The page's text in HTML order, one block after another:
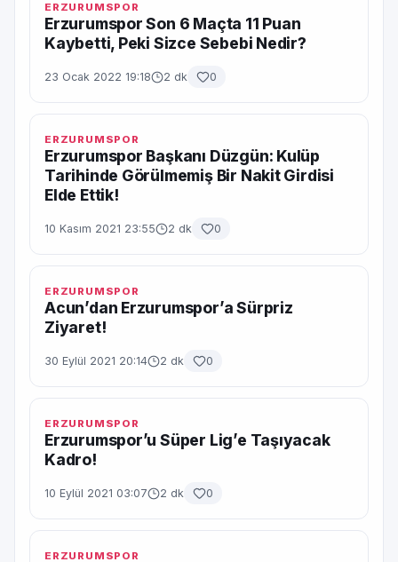
ERZURUMSPOR
Erzurumspor Son 6 Maçta 11 Puan
Kaybetti, Peki Sizce Sebebi Nedir?
23 Ocak 2022 19:18 2 dk 0
ERZURUMSPOR
Erzurumspor Başkanı Düzgün: Kulüp
Tarihinde Görülmemiş Bir Nakit Girdisi
Elde Ettik!
10 Kasım 2021 23:55 2 dk 0
ERZURUMSPOR
Acun’dan Erzurumspor’a Sürpriz
Ziyaret!
30 Eylül 2021 20:14 2 dk 0
ERZURUMSPOR
Erzurumspor’u Süper Lig’e Taşıyacak
Kadro!
10 Eylül 2021 03:07 2 dk 0
ERZURUMSPOR